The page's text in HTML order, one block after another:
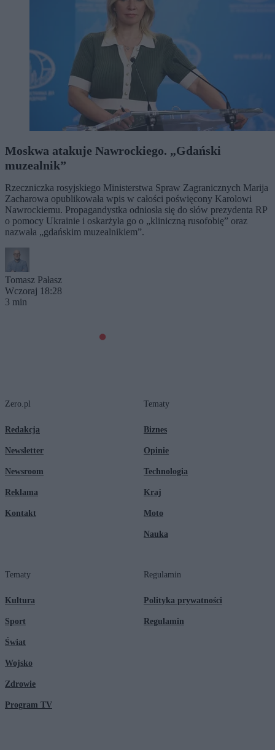
Moskwa atakuje Nawrockiego. „Gdański
muzealnik”
Rzeczniczka rosyjskiego Ministerstwa Spraw Zagranicznych Marija
Zacharowa opublikowała wpis w całości poświęcony Karolowi
Nawrockiemu. Propagandystka odniosła się do słów prezydenta RP
o pomocy Ukrainie i oskarżyła go o „kliniczną rusofobię” oraz
nazwała „gdańskim muzealnikiem”.
Tomasz Pałasz
Wczoraj 18:28
3 min
Zero.pl
Redakcja
Newsletter
Newsroom
Reklama
Kontakt
Tematy
Biznes
Opinie
Technologia
Kraj
Moto
Nauka
Tematy
Kultura
Sport
Świat
Wojsko
Zdrowie
Program TV
Regulamin
Polityka prywatności
Regulamin